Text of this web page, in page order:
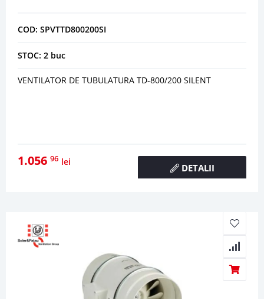
COD: SPVTTD800200SI
STOC: 2 buc
VENTILATOR DE TUBULATURA TD-800/200 SILENT
1.056 96 lei
DETALII